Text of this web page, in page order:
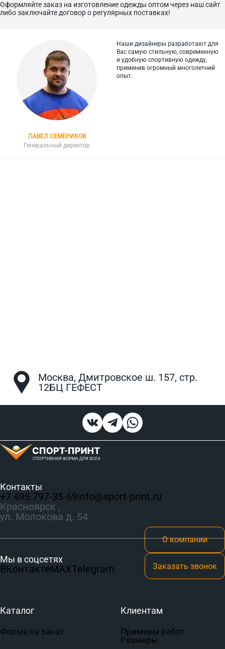
Оформляйте заказ на изготовление одежды оптом через наш сайт
либо заключайте договор о регулярных поставках!
ПАВЕЛ СЕМЕРИКОВ
Генеральный директор
Наши дизайнеры разработают для
Вас самую стильную, современную
и удобную спортивную одежду,
применив огромный многолетний
опыт.
Москва, Дмитровское ш. 157, стр.
12БЦ ГЕФЕСТ
Контакты
+7 495 797‑35-69info@sport-print.ru
Красноярск ,
ул. Молокова д. 54
Мы в соцсетях
ВКонтактеMAXTelegram
О компании
Заказать звонок
Каталог
Форма на заказ
Клиентам
Примеры работ
Размеры